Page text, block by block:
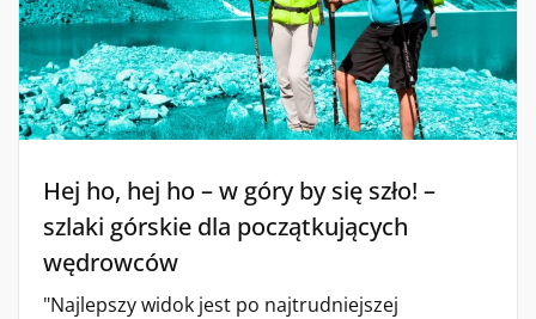
Hej ho, hej ho – w góry by się szło! –
szlaki górskie dla początkujących
wędrowców
"Najlepszy widok jest po najtrudniejszej